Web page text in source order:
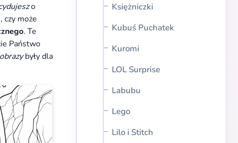
Księżniczki
Kubuś Puchatek
Kuromi
LOL Surprise
Labubu
Lego
Lilo i Stitch
o
, czy może
. Te
Państwo
obrazybyły dla